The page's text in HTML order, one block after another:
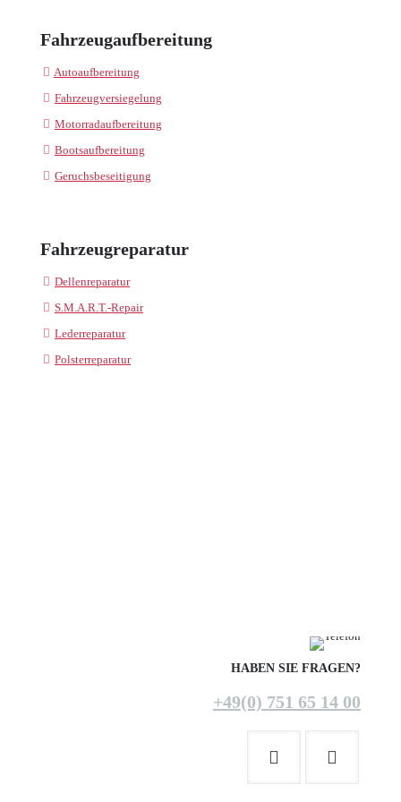
Fahrzeugaufbereitung
Autoaufbereitung
Fahrzeugversiegelung
Motorradaufbereitung
Bootsaufbereitung
Geruchsbeseitigung
Fahrzeugreparatur
Dellenreparatur
S.M.A.R.T.-Repair
Lederreparatur
Polsterreparatur
HABEN SIE FRAGEN?
+49(0) 751 65 14 00